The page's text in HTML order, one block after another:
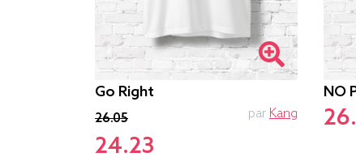
Go Right
26.05
24.23
par Kang
NO